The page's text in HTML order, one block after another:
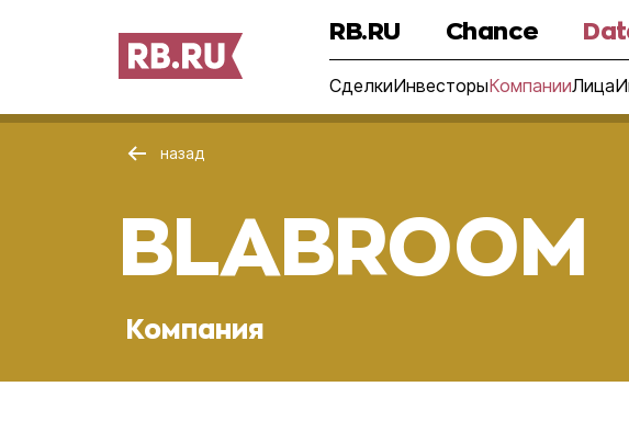
RB.RU Chance
СделкиИнвесторыКомпанииЛица
назад
BLABROOM
Компания